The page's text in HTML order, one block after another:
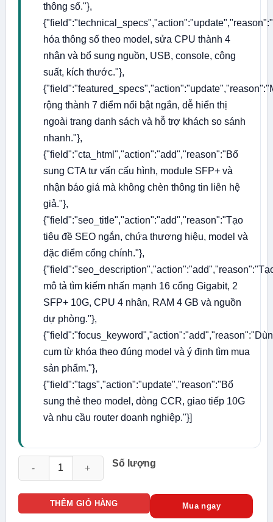
thông số."},
hóa thông số theo model, sửa CPU thành 4
nhân và bổ sung nguồn, USB, console, công
suất, kích thước."},
rộng thành 7 điểm nổi bật ngắn, dễ hiển thị
ngoài trang danh sách và hỗ trợ khách so sánh
nhanh."},
{"field":"cta_html","action":"add","reason":"Bổ
sung CTA tư vấn cấu hình, module SFP+ và
nhận báo giá mà không chèn thông tin liên hệ
giả."},
{"field":"seo_title","action":"add","reason":"Tạo
tiêu đề SEO ngắn, chứa thương hiệu, model và
đặc điểm cổng chính."},
mô tả tìm kiếm nhấn mạnh 16 cổng Gigabit, 2
SFP+ 10G, CPU 4 nhân, RAM 4 GB và nguồn
dự phòng."},
cụm từ khóa theo đúng model và ý định tìm mua
sản phẩm."},
{"field":"tags","action":"update","reason":"Bổ
sung thẻ theo model, dòng CCR, giao tiếp 10G
và nhu cầu router doanh nghiệp."}]
Số lượng
Router MikroTik CCR2004-16G-2S+ 16 cổng Gigabit, 2 SFP+
THÊM GIỎ HÀNG Mua ngay